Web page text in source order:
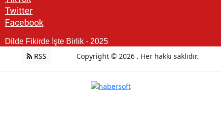
Twitter
Facebook
Dilde Fikirde İşte Birlik - 2025
RSS Copyright © 2026 . Her hakkı saklıdır.